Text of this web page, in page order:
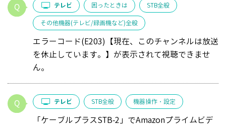
テレビ 困ったときは STB全般
その他機器(テレビ/録画機など)全般
エラーコード(E203)【現在、このチャンネルは放送
を休止しています。】が表示されて視聴できませ
ん。
テレビ STB全般 機器操作・設定
「ケーブルプラスSTB-2」でAmazonプライムビデ